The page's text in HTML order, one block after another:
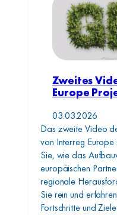
Zweites
Europe
03.03.2026
Das zweite Video
von Interreg
Sie, wie das
europäischen
regionale
Sie rein und
Fortschritte und